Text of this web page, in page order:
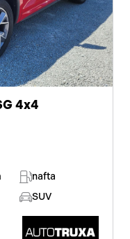
4x4
nafta
SUV